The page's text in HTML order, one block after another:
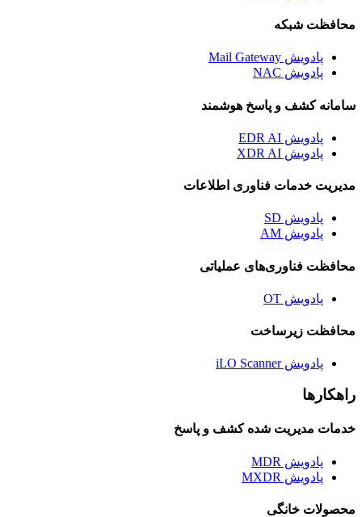
محافظت شبکه
پادویش Mail Gateway
پادویش NAC
سامانه کشف و پاسخ هوشمند
پادویش EDR AI
پادویش XDR AI
مدیریت خدمات فناوری اطلاعات
پادویش SD
پادویش AM
محافظت فناوری‌های عملیاتی
پادویش OT
محافظت زیرساخت
پادویش iLO Scanner
راهکارها
خدمات مدیریت شده کشف و پاسخ
پادویش MDR
پادویش MXDR
محصولات خانگی